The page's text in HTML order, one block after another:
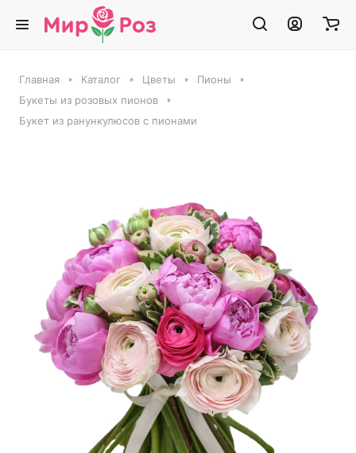
Главная Каталог Цветы
Пионы
Букеты из розовых пионов
Букет из ранункулюсов с пионами